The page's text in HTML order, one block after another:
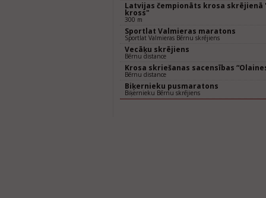
Latvijas čempionāts krosa skrējienā
kross"
300 m
Sportlat Valmieras maratons
Sportlat Valmieras Bērnu skrējiens
Vecāķu skrējiens
Bērnu distance
Krosa skriešanas sacensības
Bērnu distance
Biķernieku pusmaratons
Biķernieku Bērnu skrējiens